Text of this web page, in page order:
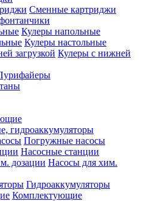
Сменные картриджи
Кулеры напольные
Кулеры настольные
Кулеры с нижней
гидроаккумуляторы
Погружные насосы
Насосные станции
Насосы для хим.
Гидроаккумуляторы
Комплектующие